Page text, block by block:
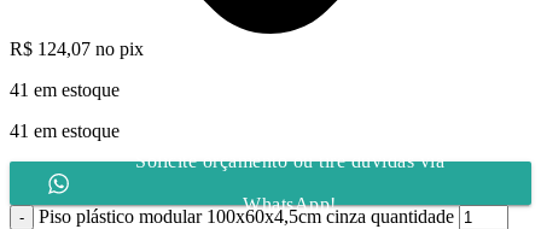
R$ 124,07 no pix
41 em estoque
41 em estoque
Solicite orçamento ou tire dúvidas via
WhatsApp!
Piso plástico modular 100x60x4,5cm cinza quantidade